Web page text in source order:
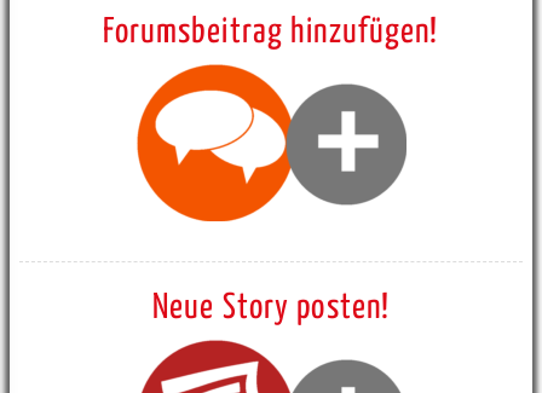
Forumsbeitrag hinzufügen!
Neue Story posten!